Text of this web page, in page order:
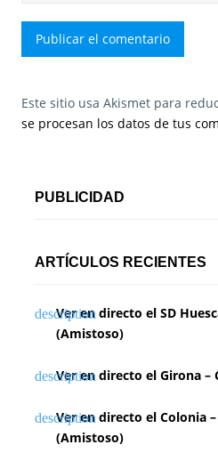
Este sitio usa Akismet para
se procesan los datos de tus
PUBLICIDAD
ARTÍCULOS RECIENTES
Ver en directo el SD
(Amistoso)
Ver en directo el Girona –
Ver en directo el Colonia –
(Amistoso)